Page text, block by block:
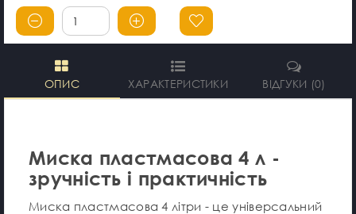
ОПИС ХАРАКТЕРИСТИКИ ВІДГУКИ (0)
Миска пластмасова 4 л -
зручність і практичність
Миска пластмасова 4 літри - це універсальний